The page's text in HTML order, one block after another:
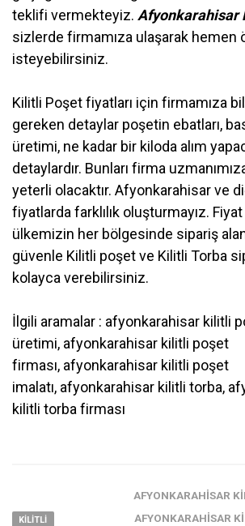
teklifi vermekteyiz. Afyonkarahisar
sizlerde firmamıza ulaşarak hemen
isteyebilirsiniz.
Kilitli Poşet fiyatları için firmamıza
gereken detaylar poşetin ebatları,
üretimi, ne kadar bir kiloda alım
detaylardır. Bunları firma
yeterli olacaktır. Afyonkarahisar ve
fiyatlarda farklılık oluşturmayız.
ülkemizin her bölgesinde sipariş
güvenle Kilitli poşet ve Kilitli Torba
kolayca verebilirsiniz.
İlgili aramalar : afyonkarahisar kilitli
üretimi, afyonkarahisar kilitli poşet
firması, afyonkarahisar kilitli poşet
imalatı, afyonkarahisar kilitli torba,
kilitli torba firması
KILITLI
AFYONKARAHISAR
AFYONKARAHISAR